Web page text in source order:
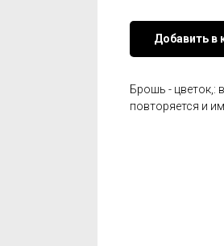
Добавить в
Брошь - цветок,:
повторяется и